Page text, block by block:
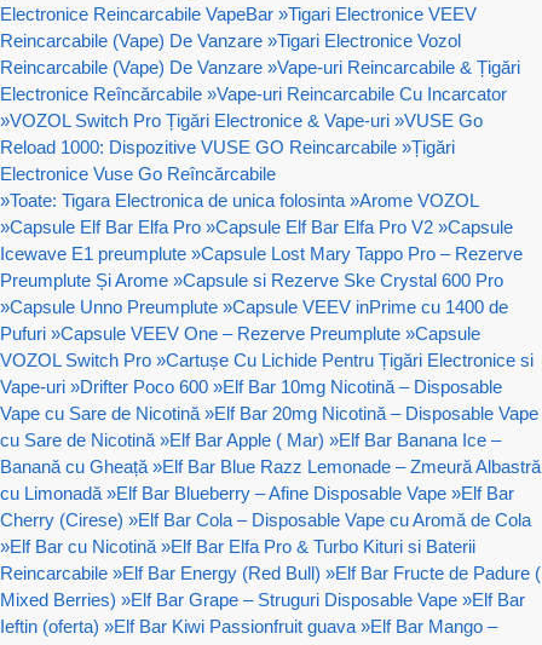
Electronice Reincarcabile VapeBar »Tigari Electronice VEEV
Reincarcabile (Vape) De Vanzare »Tigari Electronice Vozol
Reincarcabile (Vape) De Vanzare »Vape-uri Reincarcabile & Țigări
Electronice Reîncărcabile »Vape-uri Reincarcabile Cu Incarcator
»VOZOL Switch Pro Țigări Electronice & Vape-uri »VUSE Go
Reload 1000: Dispozitive VUSE GO Reincarcabile »Țigări
Electronice Vuse Go Reîncărcabile
»Toate: Tigara Electronica de unica folosinta »Arome VOZOL
»Capsule Elf Bar Elfa Pro »Capsule Elf Bar Elfa Pro V2 »Capsule
Icewave E1 preumplute »Capsule Lost Mary Tappo Pro – Rezerve
Preumplute Și Arome »Capsule si Rezerve Ske Crystal 600 Pro
»Capsule Unno Preumplute »Capsule VEEV inPrime cu 1400 de
Pufuri »Capsule VEEV One – Rezerve Preumplute »Capsule
VOZOL Switch Pro »Cartușe Cu Lichide Pentru Țigări Electronice si
Vape-uri »Drifter Poco 600 »Elf Bar 10mg Nicotină – Disposable
Vape cu Sare de Nicotină »Elf Bar 20mg Nicotină – Disposable Vape
cu Sare de Nicotină »Elf Bar Apple ( Mar) »Elf Bar Banana Ice –
Banană cu Gheață »Elf Bar Blue Razz Lemonade – Zmeură Albastră
cu Limonadă »Elf Bar Blueberry – Afine Disposable Vape »Elf Bar
Cherry (Cirese) »Elf Bar Cola – Disposable Vape cu Aromă de Cola
»Elf Bar cu Nicotină »Elf Bar Elfa Pro & Turbo Kituri si Baterii
Reincarcabile »Elf Bar Energy (Red Bull) »Elf Bar Fructe de Padure (
Mixed Berries) »Elf Bar Grape – Struguri Disposable Vape »Elf Bar
Ieftin (oferta) »Elf Bar Kiwi Passionfruit guava »Elf Bar Mango –